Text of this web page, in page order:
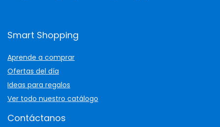
Smart Shopping
Aprende a comprar
Ofertas del día
Ideas para regalos
Ver todo nuestro catálogo
Contáctanos